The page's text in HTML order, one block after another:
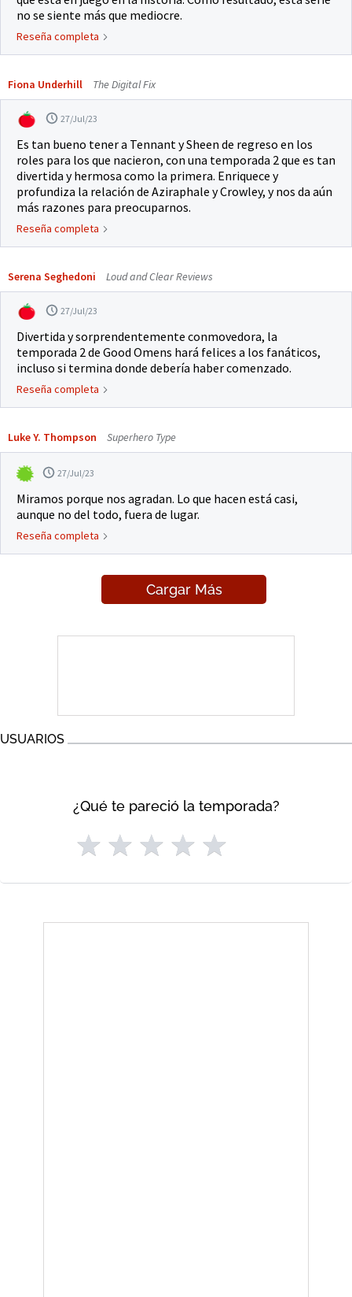
no se siente más que mediocre.
Reseña completa
Fiona Underhill The Digital Fix
27/Jul/23
Es tan bueno tener a Tennant y Sheen de regreso en los
roles para los que nacieron, con una temporada 2 que es tan
divertida y hermosa como la primera. Enriquece y
profundiza la relación de Aziraphale y Crowley, y nos da aún
más razones para preocuparnos.
Reseña completa
Serena Seghedoni Loud and Clear Reviews
27/Jul/23
Divertida y sorprendentemente conmovedora, la
temporada 2 de Good Omens hará felices a los fanáticos,
incluso si termina donde debería haber comenzado.
Reseña completa
Luke Y. Thompson Superhero Type
27/Jul/23
Miramos porque nos agradan. Lo que hacen está casi,
aunque no del todo, fuera de lugar.
Reseña completa
Cargar Más
USUARIOS
¿Qué te pareció la temporada?